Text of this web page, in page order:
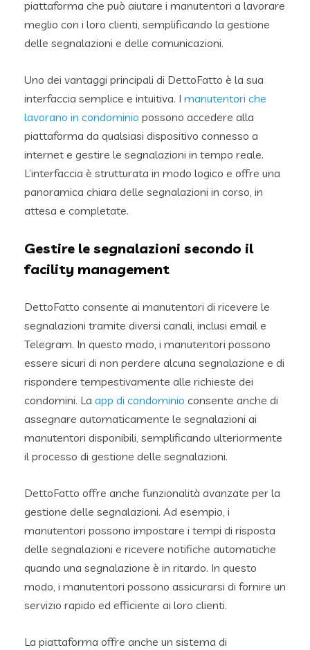
piattaforma che può aiutare i manutentori a lavorare
meglio con i loro clienti, semplificando la gestione
delle segnalazioni e delle comunicazioni.
Uno dei vantaggi principali di DettoFatto è la sua
interfaccia semplice e intuitiva. I manutentori che
lavorano in condominio possono accedere alla
piattaforma da qualsiasi dispositivo connesso a
internet e gestire le segnalazioni in tempo reale.
L’interfaccia è strutturata in modo logico e offre una
panoramica chiara delle segnalazioni in corso, in
attesa e completate.
Gestire le segnalazioni secondo il
facility management
DettoFatto consente ai manutentori di ricevere le
segnalazioni tramite diversi canali, inclusi email e
Telegram. In questo modo, i manutentori possono
essere sicuri di non perdere alcuna segnalazione e di
rispondere tempestivamente alle richieste dei
condomini. La app di condominio consente anche di
assegnare automaticamente le segnalazioni ai
manutentori disponibili, semplificando ulteriormente
il processo di gestione delle segnalazioni.
DettoFatto offre anche funzionalità avanzate per la
gestione delle segnalazioni. Ad esempio, i
manutentori possono impostare i tempi di risposta
delle segnalazioni e ricevere notifiche automatiche
quando una segnalazione è in ritardo. In questo
modo, i manutentori possono assicurarsi di fornire un
servizio rapido ed efficiente ai loro clienti.
La piattaforma offre anche un sistema di